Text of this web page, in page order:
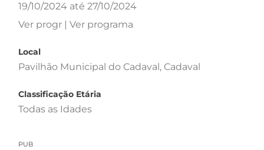
19/10/2024 até 27/10/2024
Ver progr | Ver programa
Local
Pavilhão Municipal do Cadaval, Cadaval
Classificação Etária
Todas as Idades
PUB